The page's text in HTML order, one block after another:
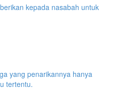
kepada nasabah untuk
yang penarikannya hanya
tertentu.